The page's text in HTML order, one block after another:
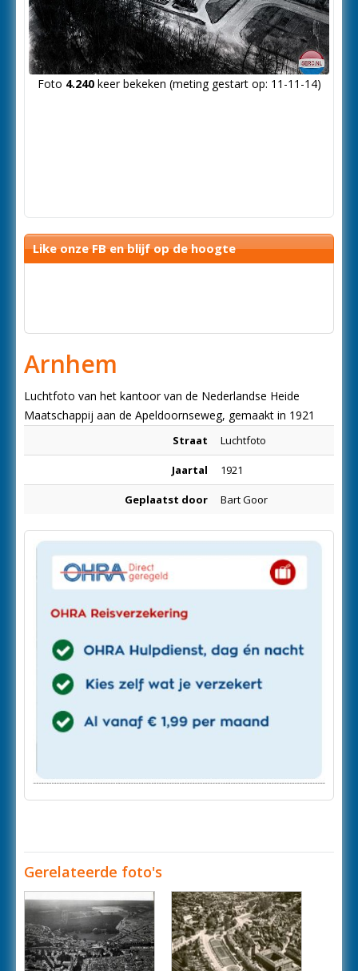
Foto 4.240keer bekeken (meting gestart op: 11-11-14)
Like onze FB en blijf op de hoogte
Arnhem
Luchtfoto van het kantoor van de Nederlandse Heide
Maatschappij aan de Apeldoornseweg, gemaakt in 1921
Straat Luchtfoto
Jaartal 1921
Geplaatst door Bart Goor
Gerelateerde foto's